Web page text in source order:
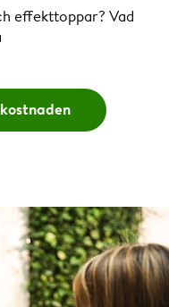
Energi (MWh)
för Nils
Större
effekttoppar? Vad